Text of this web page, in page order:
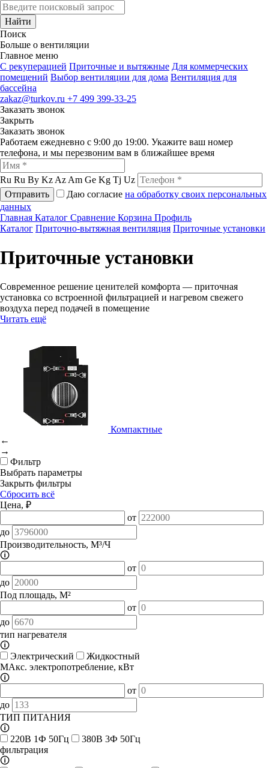
Найти
Поиск
Больше о вентиляции
Главное меню
C рекуперацией Приточные и вытяжные Для коммерческих
помещений Выбор вентиляции для дома Вентиляция для
бассейна
zakaz@turkov.ru +7 499 399-33-25
Заказать звонок
Закрыть
Заказать звонок
Работаем ежедневно с 9:00 до 19:00. Укажите ваш номер
телефона, и мы перезвоним вам в ближайшее время
Ru Ru By Kz Az Am Ge Kg Tj Uz
Отправить
Даю согласие на обработку своих персональных
данных
Главная Каталог Сравнение Корзина Профиль
Каталог Приточно-вытяжная вентиляция Приточные установки
Приточные установки
Современное решение ценителей комфорта — приточная
установка со встроенной фильтрацией и нагревом свежего
воздуха перед подачей в помещение
Читать ещё
Компактные
←
→
Фильтр
Выбрать параметры
Закрыть фильтры
Сбросить всё
Цена, ₽
от
до
Производительность, М³/Ч
🛈
от
до
Под площадь, М²
от
до
тип нагревателя
🛈
Электрический
Жидкостный
МАкс. электропотребление, кВт
🛈
от
до
ТИП ПИТАНИЯ
🛈
220В 1Ф 50Гц
380В 3Ф 50Гц
фильтрация
🛈